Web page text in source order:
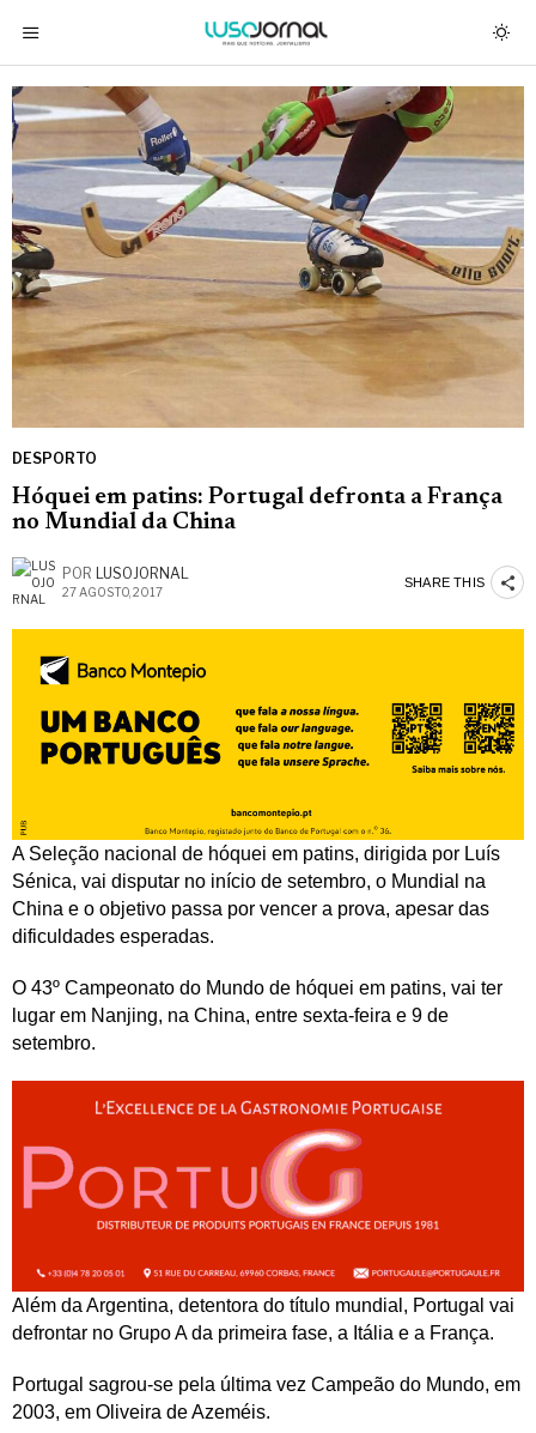
DESPORTO
Hóquei em patins: Portugal defronta a França
no Mundial da China
POR LUSOJORNAL
27 AGOSTO, 2017
SHARE THIS
A Seleção nacional de hóquei em patins, dirigida por Luís
Sénica, vai disputar no início de setembro, o Mundial na
China e o objetivo passa por vencer a prova, apesar das
dificuldades esperadas.
O 43º Campeonato do Mundo de hóquei em patins, vai ter
lugar em Nanjing, na China, entre sexta-feira e 9 de
setembro.
Além da Argentina, detentora do título mundial, Portugal vai
defrontar no Grupo A da primeira fase, a Itália e a França.
Portugal sagrou-se pela última vez Campeão do Mundo, em
2003, em Oliveira de Azeméis.